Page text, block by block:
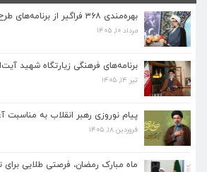
علیرضا صفدری
بهره‌مندی ۳۶۸ فراگیر از برنامه‌های طرح تابستا...
مرداد ۱۰, ۱۴۰۵
برنامه‌های فرهنگی زیارتگاه شهید
تیر ۱۴, ۱۴۰۵
پیام نوروزی رهبر انقلاب به مناسبت آغاز
فروردین ۱۸, ۱۴۰۵
ماه مبارک رمضان، فرصتی طلایی
برنامه‌های فرهنگی زیارتگاه شهید آیت‌الله مدرس...
تیر ۱۴, ۱۴۰۵
پیام نوروزی رهبر انقلاب به مناسبت آغاز سال ۱۴...
فروردین ۱۸, ۱۴۰۵
ماه مبارک رمضان، فرصتی طلایی برای تزکیه نفس،